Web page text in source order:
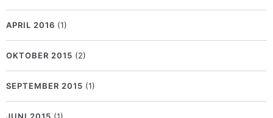
APRIL 2016 (1)
OKTOBER 2015 (2)
SEPTEMBER 2015 (1)